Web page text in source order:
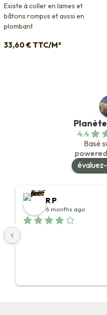
Existe à coller en lames et
bâtons rompus et aussi en
plombant
33,60 € TTC/M²
4.4
Basé
R P
6 months ago